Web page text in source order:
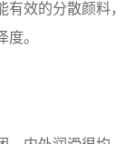
效的分散颜料，
。